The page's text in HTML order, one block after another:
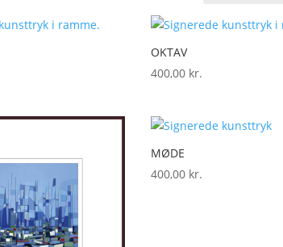
OKTAV
400,00 kr.
MØDE
400,00 kr.